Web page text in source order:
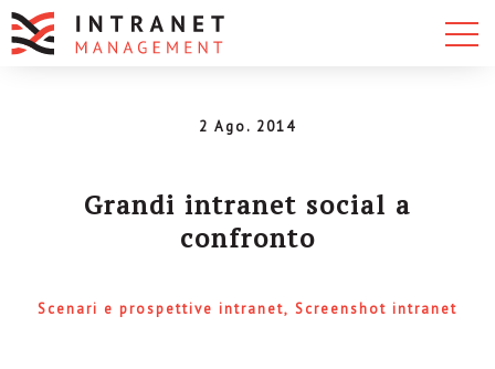
2 Ago. 2014
Grandi intranet social a
confronto
Scenari e prospettive intranet Screenshot intranet